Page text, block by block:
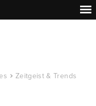
Zeitgeist & Trends